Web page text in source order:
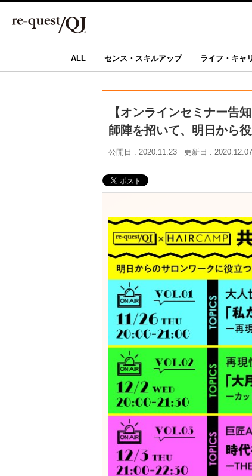
ALL センス・スキルアップ ライフ・キャ
【オンラインセミナー告
師陣を招いて、明日から
公開日 : 2020.11.23 更新日 : 2020.12.07